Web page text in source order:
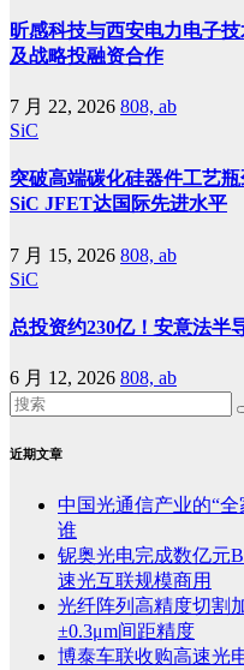
昕感科技与西安电力电子
及战略投融资合作
7 月 22, 2026 808, ab
SiC
突破高端碳化硅器件工艺
SiC JFET达国际先进水平
7 月 15, 2026 808, ab
SiC
总投资约230亿！安意法半
6 月 12, 2026 808, ab
近期文章
中国光通信产业的“
谁
铌奥光电完成数亿元
速光互联规模商用
光纤阵列高精度切割
±0.3μm间距精度
博泰车联收购高速光